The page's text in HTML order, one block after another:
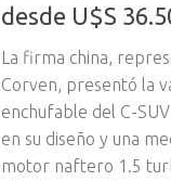
desde U$S
La firma china,
Corven, presentó la
enchufable del C-
en su diseño y una
motor naftero 1.5